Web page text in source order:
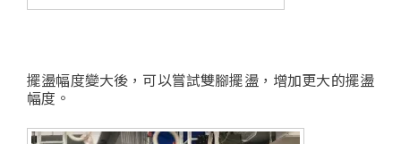
擺盪幅度變大後，可以嘗試雙腳擺盪，增加更大的擺盪
幅度。